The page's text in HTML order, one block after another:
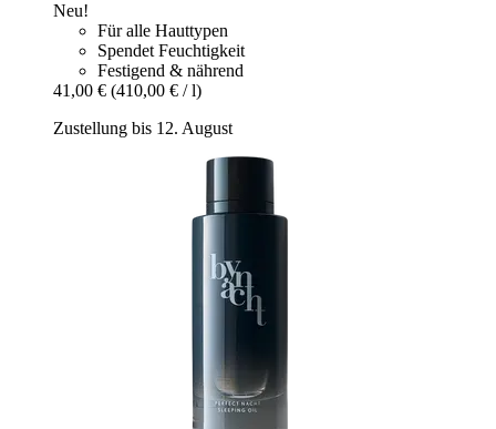
Neu!
Für alle Hauttypen
Spendet Feuchtigkeit
Festigend & nährend
41,00 € (410,00 € / l)
Zustellung bis 12. August